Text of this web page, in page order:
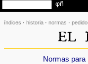
índices ·historia ·normas ·
Normas para